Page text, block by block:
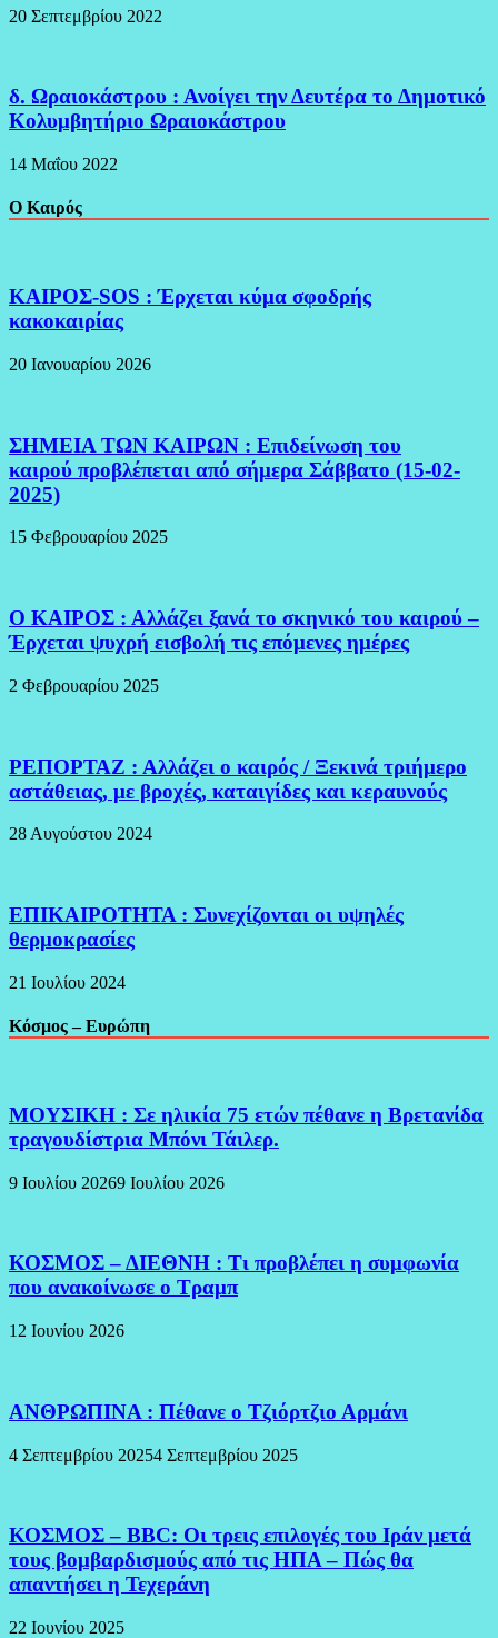
20 Σεπτεμβρίου 2022
δ. Ωραιοκάστρου : Ανοίγει την Δευτέρα το Δημοτικό
Κολυμβητήριο Ωραιοκάστρου
14 Μαΐου 2022
Ο Καιρός
ΚΑΙΡΟΣ-SOS : Έρχεται κύμα σφοδρής
κακοκαιρίας
20 Ιανουαρίου 2026
ΣΗΜΕΙΑ ΤΩΝ ΚΑΙΡΩΝ : Επιδείνωση του
καιρού προβλέπεται από σήμερα Σάββατο (15-02-
2025)
15 Φεβρουαρίου 2025
Ο ΚΑΙΡΟΣ : Αλλάζει ξανά το σκηνικό του καιρού –
Έρχεται ψυχρή εισβολή τις επόμενες ημέρες
2 Φεβρουαρίου 2025
ΡΕΠΟΡΤΑΖ : Αλλάζει ο καιρός / Ξεκινά τριήμερο
αστάθειας, με βροχές, καταιγίδες και κεραυνούς
28 Αυγούστου 2024
ΕΠΙΚΑΙΡΟΤΗΤΑ : Συνεχίζονται οι υψηλές
θερμοκρασίες
21 Ιουλίου 2024
Κόσμος – Ευρώπη
ΜΟΥΣΙΚΗ : Σε ηλικία 75 ετών πέθανε η Βρετανίδα
τραγουδίστρια Μπόνι Τάιλερ.
9 Ιουλίου 20269 Ιουλίου 2026
ΚΟΣΜΟΣ – ΔΙΕΘΝΗ : Τι προβλέπει η συμφωνία
που ανακοίνωσε ο Τραμπ
12 Ιουνίου 2026
ΑΝΘΡΩΠΙΝΑ : Πέθανε ο Τζιόρτζιο Αρμάνι
4 Σεπτεμβρίου 20254 Σεπτεμβρίου 2025
ΚΟΣΜΟΣ – BBC: Οι τρεις επιλογές του Ιράν μετά
τους βομβαρδισμούς από τις ΗΠΑ – Πώς θα
απαντήσει η Τεχεράνη
22 Ιουνίου 2025